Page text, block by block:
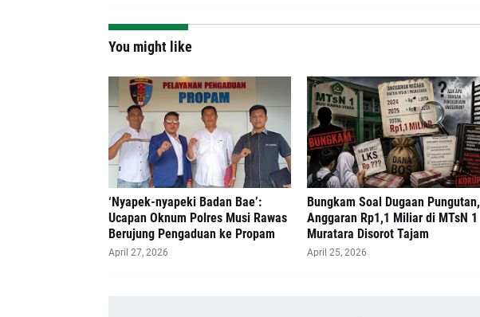
You might like
‘Nyapek-nyapeki Badan Bae’:
Ucapan Oknum Polres Musi Rawas
Berujung Pengaduan ke Propam
April 27, 2026
Bungkam Soal Dugaan Pungutan,
Anggaran Rp1,1 Miliar di MTsN 1
Muratara Disorot Tajam
April 25, 2026